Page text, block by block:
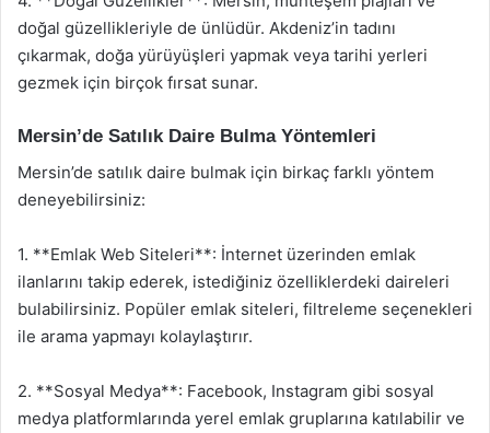
doğal güzellikleriyle de ünlüdür. Akdeniz’in tadını
çıkarmak, doğa yürüyüşleri yapmak veya tarihi yerleri
gezmek için birçok fırsat sunar.
Mersin’de Satılık Daire Bulma Yöntemleri
Mersin’de satılık daire bulmak için birkaç farklı yöntem
deneyebilirsiniz:
1. **Emlak Web Siteleri**: İnternet üzerinden emlak
ilanlarını takip ederek, istediğiniz özelliklerdeki daireleri
bulabilirsiniz. Popüler emlak siteleri, filtreleme seçenekleri
ile arama yapmayı kolaylaştırır.
2. **Sosyal Medya**: Facebook, Instagram gibi sosyal
medya platformlarında yerel emlak gruplarına katılabilir ve